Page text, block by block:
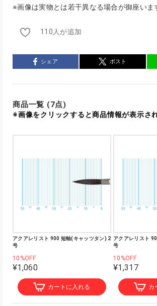
※画像は実物とは若干異なる場合が御座いま
110人が追加
シェア ポスト
商品一覧 (7点)
※画像をクリックすると商品情報が表示さ
アクアレリスト 900 短軸(キャッツタン) 2
号
10%OFF
¥1,060
カートに入れる
アクアレリスト
号
10%OFF
¥1,317
カ